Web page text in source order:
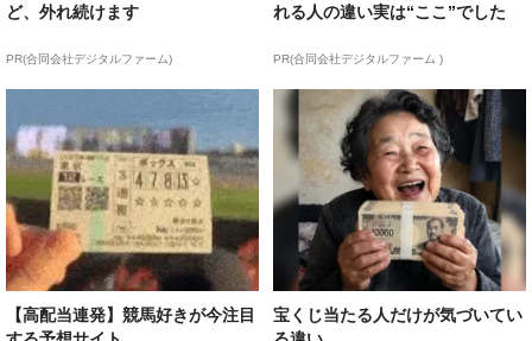
ど、外れ続けます
PR(合同会社デジタルファーム)
れる人の違い実は“ここ”でした
PR(合同会社デジタルファーム )
【高配当連発】競馬好きが今注目
宝くじ当たる人だけが気づいてい